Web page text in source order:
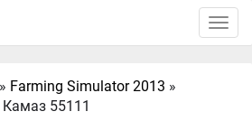
Toggle
» Farming Simulator 2013 »
Камаз 55111